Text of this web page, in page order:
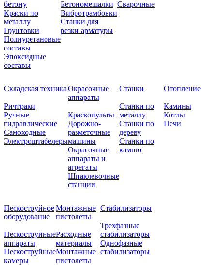
бетону
Краски по
металлу
Грунтовки
Полиуретановые
составы
Эпоксидные
составы
Бетономешалки
Вибротрамбовки
Станки для
резки арматуры
Сварочные
Складская техника
Ричтраки
Ручные
гидравлические
Самоходные
Электроштабелеры
Окрасочные
аппараты
Краскопульты
Дорожно-
разметочные
машины
Окрасочные
аппараты и
агрегаты
Шпаклевочные
станции
Станки
Станки по
металлу
Станки по
дереву
Станки по
камню
Отопление
Камины
Котлы
Печи
Пескоструйное
оборудование
Пескоструйные
аппараты
Пескоструйные
камеры
Монтажные
пистолеты
Расходные
материалы
Монтажные
пистолеты
Стабилизаторы
Трехфазные
стабилизаторы
Однофазные
стабилизаторы